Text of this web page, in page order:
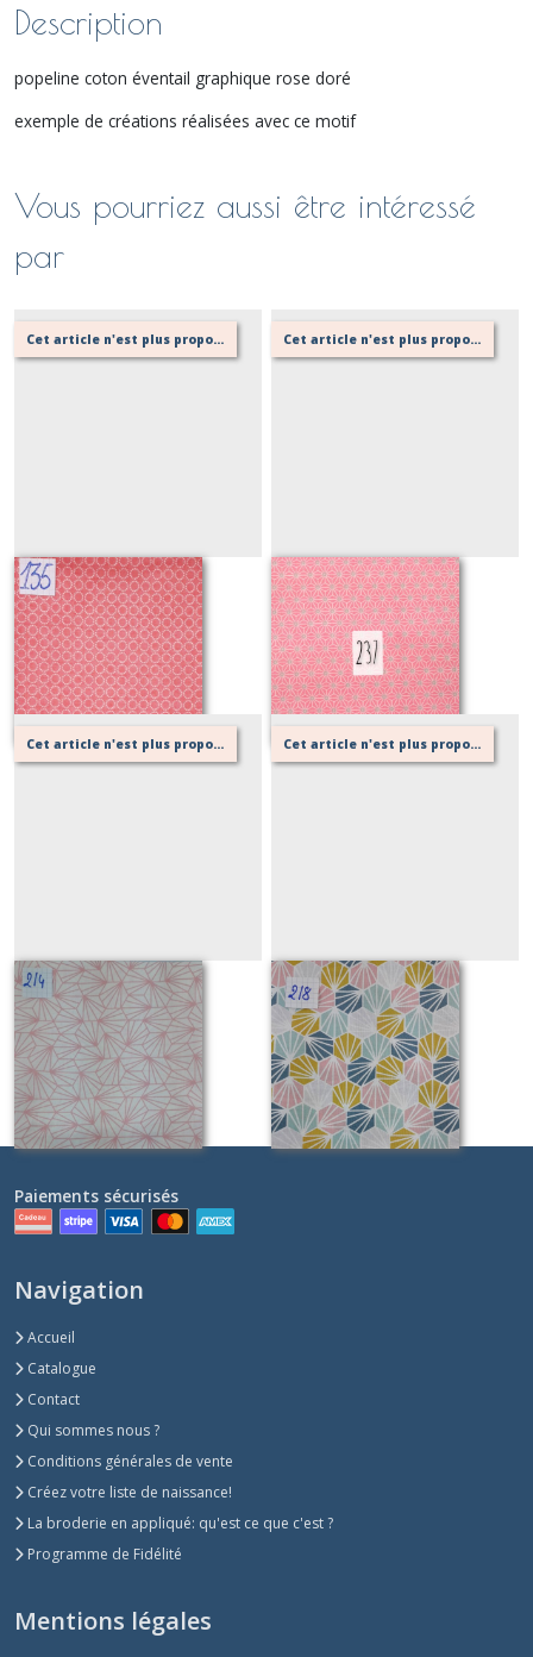
Description
popeline coton éventail graphique rose doré
exemple de créations réalisées avec ce motif
Vous pourriez aussi être intéressé
par
Cet article n'est plus proposé, retournez au menu principal ou contactez moi!
135 rose
Sur demande
Cet article n'est plus proposé, retournez au menu principal ou contactez moi!
237 rose
Sur demande
Cet article n'est plus proposé, retournez au menu principal ou contactez moi!
214
Sur demande
Cet article n'est plus proposé, retournez au menu principal ou contactez moi!
218
Sur demande
Paiements sécurisés
Navigation
Accueil
Catalogue
Contact
Qui sommes nous ?
Conditions générales de vente
Créez votre liste de naissance!
La broderie en appliqué: qu'est ce que c'est ?
Programme de Fidélité
Mentions légales